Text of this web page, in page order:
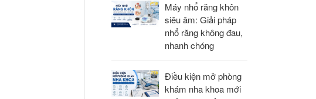
Máy nhổ răng khôn
siêu âm: Giải pháp
nhổ răng không đau,
nhanh chóng
Điều kiện mở phòng
khám nha khoa mới